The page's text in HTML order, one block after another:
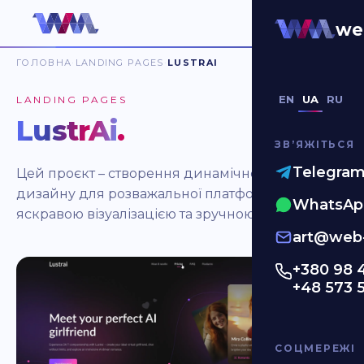
EN UA RU
ЗВʼЯЖІТЬСЯ
+380 98
+48 573
СОЦМЕРЕЖІ
ГОЛОВНА LANDING PAGES LUSTRAI
LANDING PAGES
LustrAi.
Цей проєкт – створення динамічного UX/UI-
дизайну для розважальної платформи з
яскравою візуалізацією та зручною навігацією.